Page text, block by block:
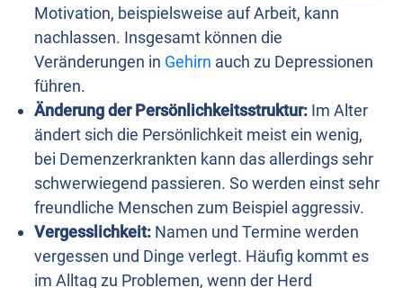
Motivation, beispielsweise auf Arbeit, kann
nachlassen. Insgesamt können die
Veränderungen in Gehirn auch zu Depressionen
führen.
Änderung der Persönlichkeitsstruktur: Im Alter
ändert sich die Persönlichkeit meist ein wenig,
bei Demenzerkrankten kann das allerdings sehr
schwerwiegend passieren. So werden einst sehr
freundliche Menschen zum Beispiel aggressiv.
Vergesslichkeit: Namen und Termine werden
vergessen und Dinge verlegt. Häufig kommt es
im Alltag zu Problemen, wenn der Herd